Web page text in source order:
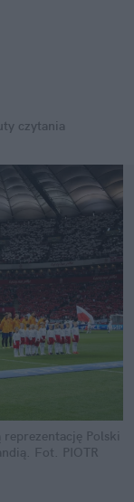
czytania
reprezentację Polski
Fot. PIOTR